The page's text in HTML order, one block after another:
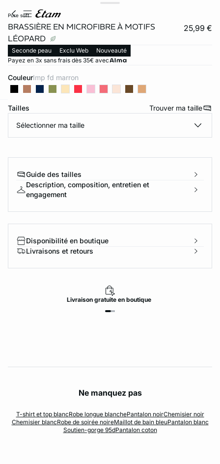
pure soft
BRASSIÈRE EN MICROFIBRE À MOTIFS
LÉOPARD
25,99 €
Seconde peau Exclu Web
Nouveauté
Payez en 3x sans frais dès 35€ avec
Couleur imp fd marron
Tailles Trouver ma taille
Sélectionner ma taille
Guide des tailles
Description, composition, entretien et
engagement
Disponibilité en boutique
Livraisons et retours
Livraisongratuiteen boutique
Ne manquez pas
T-shirt et top blancRobe longue blanchePantalon noirChemisier noir
Chemisier blancRobe de soirée noireMaillot de bain bleuPantalon blanc
Soutien-gorge 95dPantalon coton